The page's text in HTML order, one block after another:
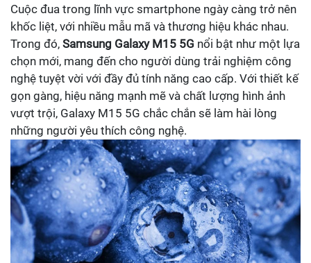
Cuộc đua trong lĩnh vực smartphone ngày càng trở nên
khốc liệt, với nhiều mẫu mã và thương hiệu khác nhau.
Trong đó, Samsung Galaxy M15 5G nổi bật như một lựa
chọn mới, mang đến cho người dùng trải nghiệm công
nghệ tuyệt vời với đầy đủ tính năng cao cấp. Với thiết kế
gọn gàng, hiệu năng mạnh mẽ và chất lượng hình ảnh
vượt trội, Galaxy M15 5G chắc chắn sẽ làm hài lòng
những người yêu thích công nghệ.